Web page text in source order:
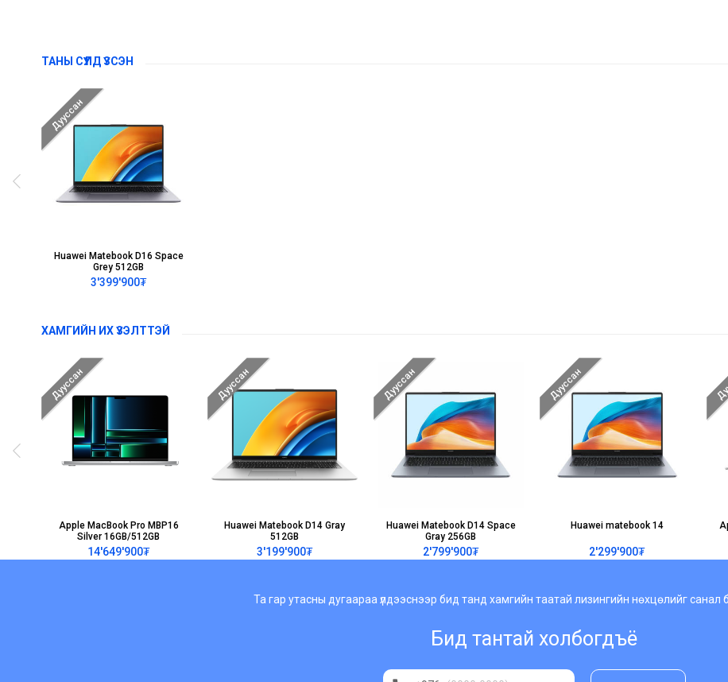
Дууссан
Huawei Matebook D16 Space
Grey 512GB
3'399'900₮
ТАНЫ СҮҮЛД ҮЗСЭН
Дууссан
Apple MacBook Pro MBP16
Silver 16GB/512GB
14'649'900₮
Дууссан
Huawei Matebook D14 Gray
512GB
3'199'900₮
Дууссан
Huawei Matebook D14 Space
Gray 256GB
2'799'900₮
Дууссан
Huawei matebook 14
2'299'900₮
ХАМГИЙН ИХ ҮЗЭЛТТЭЙ
Та гар утасны дугаараа үлдээснээр бид танд хамгийн таатай лизингийн нөхцөлийг
Бид тантай холбогдъё